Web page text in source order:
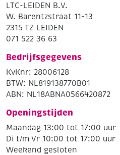
LTC-LEIDEN B.V.
W. Barentzstraat 11-13
2315 TZ LEIDEN
071 522 36 63
Bedrijfsgegevens
KvKnr: 28006128
BTW: NL819138770B01
ABN: NL18ABNA0566420872
Openingstijden
Maandag 13:00 tot 17:00 uur
Di t/m Vr 10:00 tot 17:00 uur
Weekend gesloten